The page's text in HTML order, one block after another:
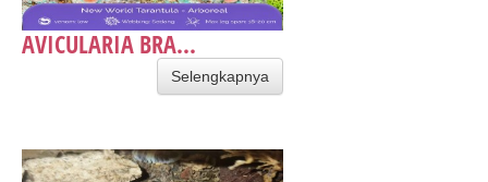
AVICULARIA BRA...
Selengkapnya